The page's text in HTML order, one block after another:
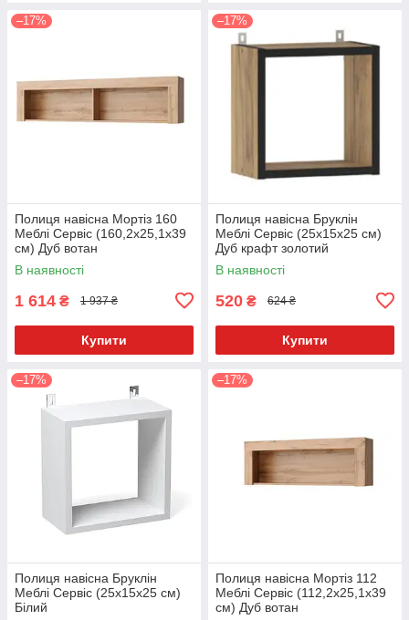
–17%
Полиця навісна Мортіз 160
Меблі Сервіс (160,2х25,1х39
см) Дуб вотан
В наявності
1 614 ₴ 1 937 ₴
Купити
–17%
Полиця навісна Бруклін
Меблі Сервіс (25х15х25 см)
Дуб крафт золотий
В наявності
520 ₴ 624 ₴
Купити
–17%
Полиця навісна Бруклін
Меблі Сервіс (25х15х25 см)
Білий
–17%
Полиця навісна Мортіз 112
Меблі Сервіс (112,2х25,1х39
см) Дуб вотан